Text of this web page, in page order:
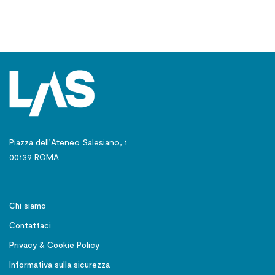
Piazza dell’Ateneo Salesiano, 1
00139 ROMA
Chi siamo
Contattaci
Privacy & Cookie Policy
Informativa sulla sicurezza